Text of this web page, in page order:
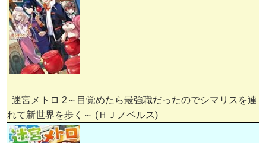
迷宮メトロ 2～目覚めたら最強職だったのでシマリスを連
れて新世界を歩く～ (ＨＪノベルス)